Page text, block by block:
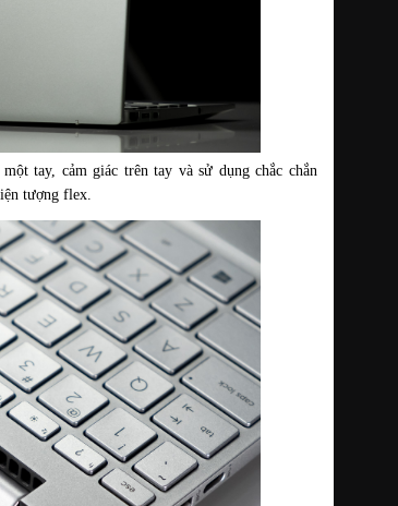
tay, cảm giác trên tay và sử dụng chắc chắn
tượng flex.